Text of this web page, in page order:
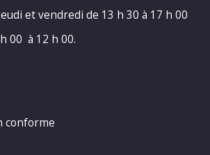
et vendredi de 13 h 30 à 17 h 00
00 à 12 h 00.
conforme